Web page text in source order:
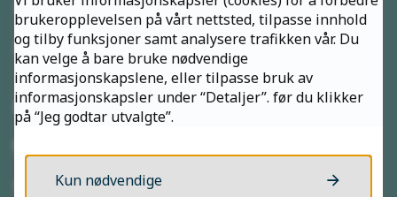
Mandag - Fredag kl. 08.00 - 15.30
Send faktura
Kontakt oss
Kirkenes videregående skole
brukeropplevelsen på vårt nettsted, tilpasse innhold
og tilby funksjoner samt analysere trafikken vår. Du
kan velge å bare bruke nødvendige
informasjonskapslene, eller tilpasse bruk av
informasjonskapsler under “Detaljer”. før du klikker
på “Jeg godtar utvalgte”.
Kun nødvendige